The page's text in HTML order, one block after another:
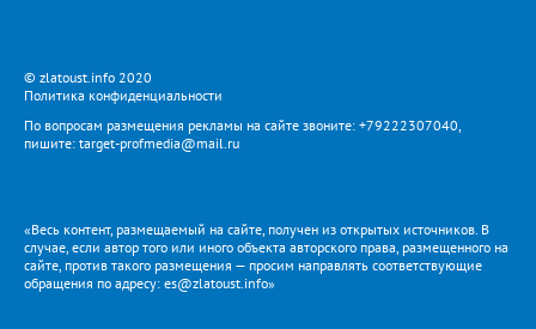
© zlatoust.info 2020
Политика конфиденциальности
По вопросам размещения рекламы на сайте звоните: +79222307040,
пишите: target-profmedia@mail.ru
«Весь контент, размещаемый на сайте, получен из открытых источников. В
случае, если автор того или иного объекта авторского права, размещенного на
сайте, против такого размещения — просим направлять соответствующие
обращения по адресу: es@zlatoust.info»